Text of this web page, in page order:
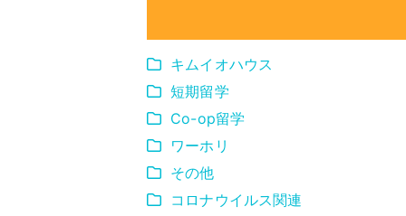
キムイオハウス
短期留学
Co-op留学
ワーホリ
その他
コロナウイルス関連